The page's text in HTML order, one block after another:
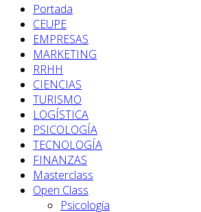
Portada
CEUPE
EMPRESAS
MARKETING
RRHH
CIENCIAS
TURISMO
LOGÍSTICA
PSICOLOGÍA
TECNOLOGÍA
FINANZAS
Masterclass
Open Class
Psicología